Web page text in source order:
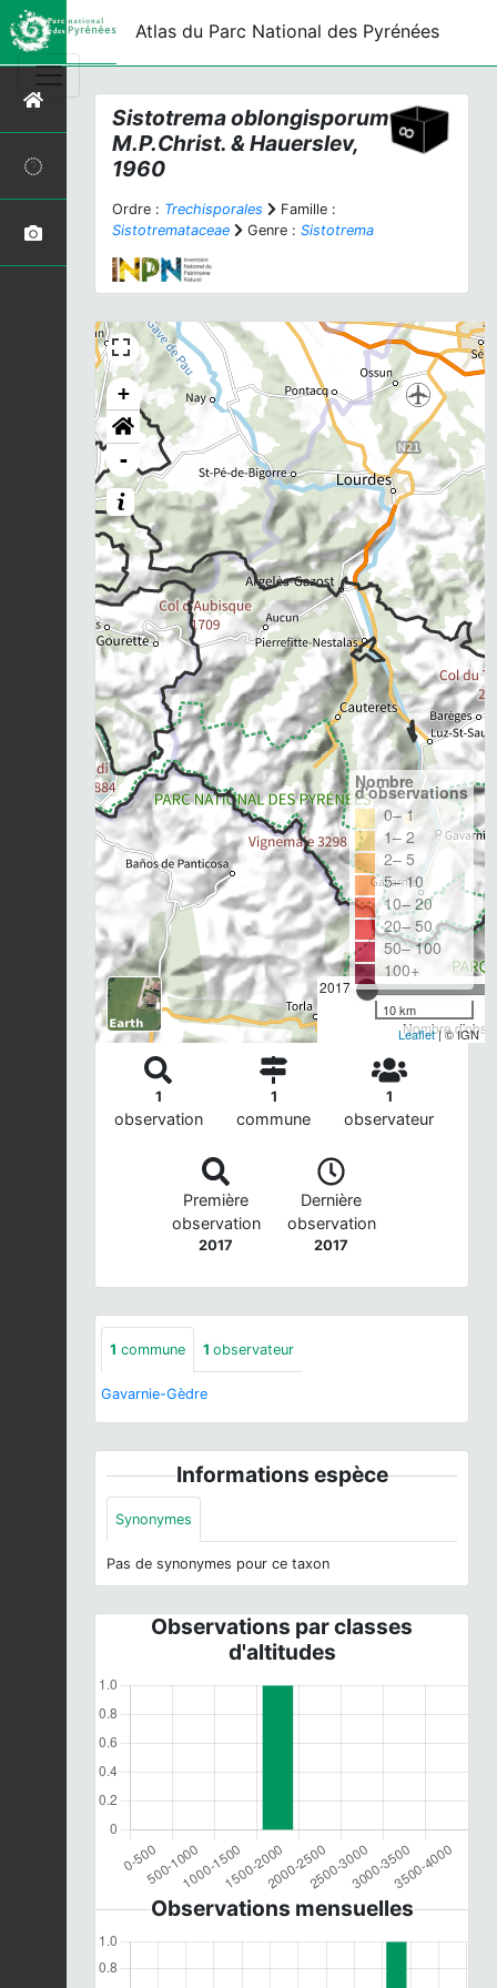
Atlas du Parc National des Pyrénées
Sistotrema oblongisporum
M.P.Christ. & Hauerslev,
1960
Ordre : Trechisporales
Famille :
Sistotremataceae
Genre : Sistotrema
+
-
2017
Nombre
Nombre
d'observations
0– 1
1– 2
2– 5
5– 10
10– 20
20– 50
50– 100
100+
10 km
Leaflet| © IGN
1
observation
1
commune
1
observateur
Première
observation
2017
Dernière
observation
2017
1 commune 1 observateur
Gavarnie-Gèdre
Informations espèce
Synonymes
Pas de synonymes pour ce taxon
Observations par classes
d'altitudes
Observations mensuelles